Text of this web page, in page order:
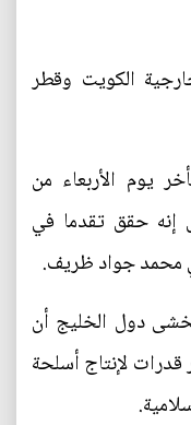
الكويت وقطر
يوم الأربعاء من
إنه حقق تقدما في
محمد جواد ظريف.
دول الخليج أن
قدرات لإنتاج أسلحة